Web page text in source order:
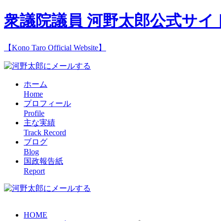
衆議院議員 河野太郎公式サイ
【Kono Taro Official Website】
ホーム
Home
プロフィール
Profile
主な実績
Track Record
ブログ
Blog
国政報告紙
Report
HOME